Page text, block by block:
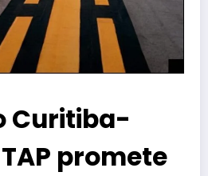
Curitiba-
promete